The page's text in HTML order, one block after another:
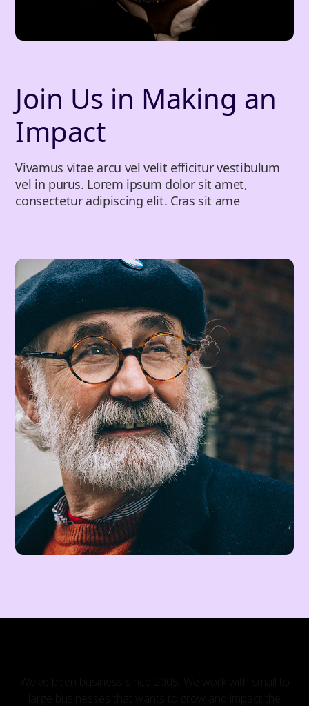
Join Us in Making an
Impact
Vivamus vitae arcu vel velit efficitur vestibulum
vel in purus. Lorem ipsum dolor sit amet,
consectetur adipiscing elit. Cras sit ame